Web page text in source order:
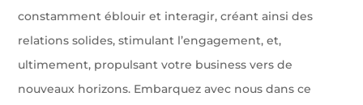
constamment éblouir et interagir, créant ainsi des
relations solides, stimulant l’engagement, et,
ultimement, propulsant votre business vers de
nouveaux horizons. Embarquez avec nous dans ce